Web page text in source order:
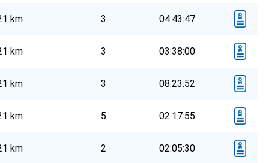
km 3 04:43:47
km 3 03:38:00
km 3 08:23:52
km 5 02:17:55
km 2 02:05:30